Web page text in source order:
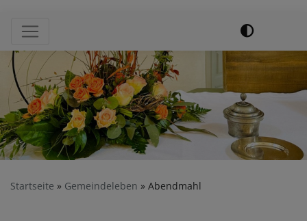
Hauptnavigation
Startseite Gemeindeleben Abendmahl